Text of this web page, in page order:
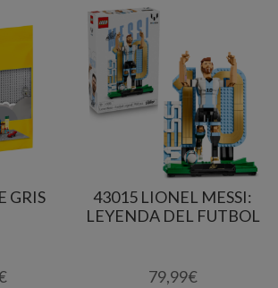
GRIS
43015 LIONEL MESSI:
LEYENDA DEL FUTBOL
79,99€